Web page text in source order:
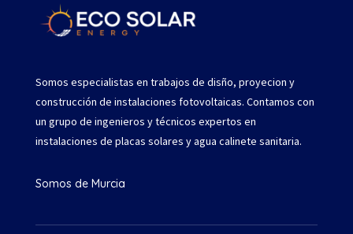
Somos especialistas en trabajos de disño, proyecion y
construcción de instalaciones fotovoltaicas. Contamos con
un grupo de ingenieros y técnicos expertos en
instalaciones de placas solares y agua calinete sanitaria.
Somos de Murcia